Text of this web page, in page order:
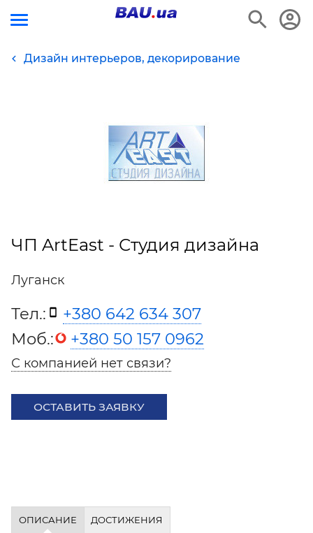
Дизайн интерьеров, декорирование
ЧП ArtEast - Студия дизайна
Луганск
Тел.:
+380 642 634 307
Моб.:
+380 50 157 0962
С компанией нет связи?
ОСТАВИТЬ ЗАЯВКУ
ОПИСАНИЕ ДОСТИЖЕНИЯ